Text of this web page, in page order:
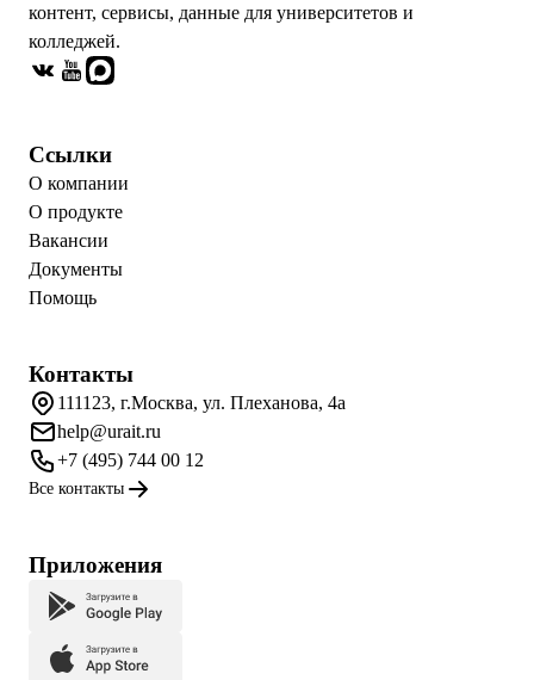
контент, сервисы, данные для университетов и
колледжей.
Ссылки
О компании
О продукте
Вакансии
Документы
Помощь
Контакты
111123, г.Москва, ул. Плеханова, 4а
help@urait.ru
+7 (495) 744 00 12
Все контакты
Приложения